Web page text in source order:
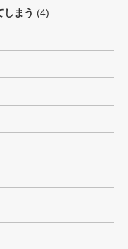
しまう (4)